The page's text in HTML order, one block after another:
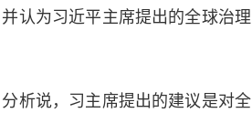
认为习近平主席提出的全球治理
析说，习主席提出的建议是对全